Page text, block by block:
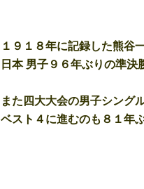
１９１８年に記録した熊谷
日本 男子９６年ぶりの準決
また四大大会の男子シングル
ベスト４に進むのも８１年